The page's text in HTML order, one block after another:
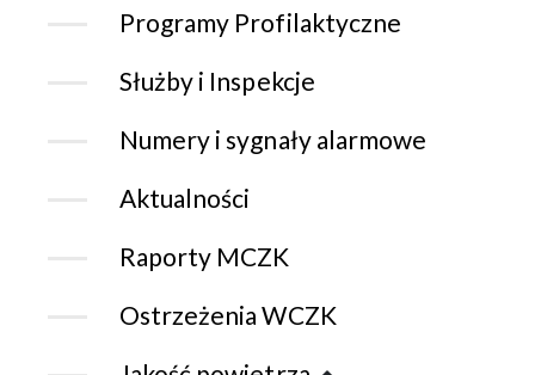
Programy Profilaktyczne
Służby i Inspekcje
Numery i sygnały alarmowe
Aktualności
Raporty MCZK
Ostrzeżenia WCZK